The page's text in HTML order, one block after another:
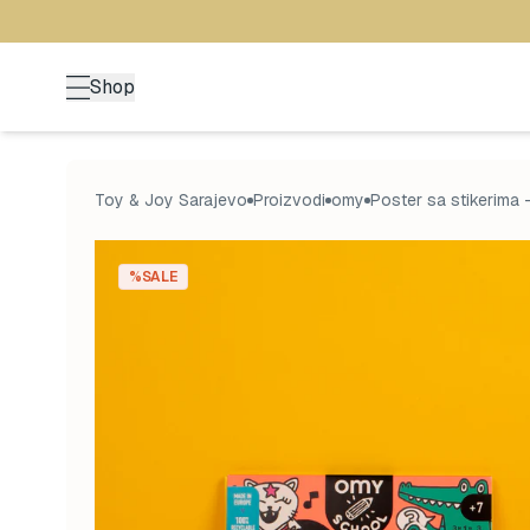
Shop
Toy & Joy Sarajevo Proizvodi omy Poster sa stikerima
%SALE